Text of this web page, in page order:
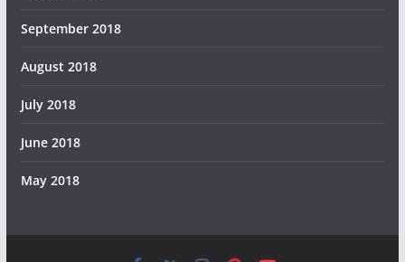
September 2018
August 2018
July 2018
June 2018
May 2018